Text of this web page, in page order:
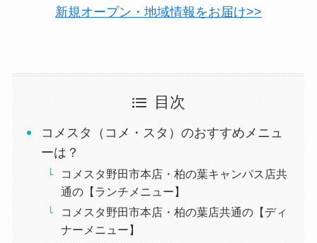
新規オープン・地域情報をお届け>>
目次
コメスタ（コメ・スタ）のおすすめメニュ
ーは？
コメスタ野田市本店・柏の葉キャンパス店共
通の【ランチメニュー】
コメスタ野田市本店・柏の葉店共通の【ディ
ナーメニュー】